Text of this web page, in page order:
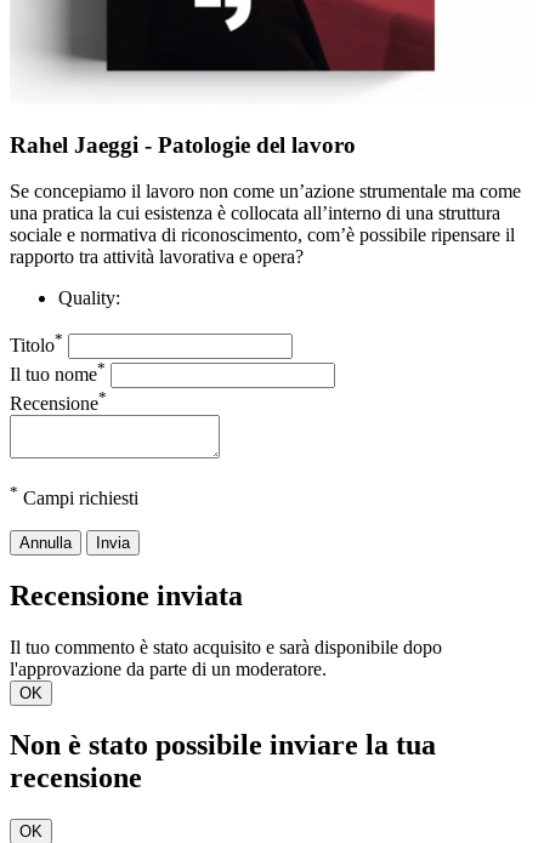
Rahel Jaeggi - Patologie del lavoro
Se concepiamo il lavoro non come un’azione strumentale ma come
una pratica la cui esistenza è collocata all’interno di una struttura
sociale e normativa di riconoscimento, com’è possibile ripensare il
rapporto tra attività lavorativa e opera?
Quality:
Titolo*
Il tuo nome*
Recensione*
* Campi richiesti
Annulla Invia
Recensione inviata
Il tuo commento è stato acquisito e sarà disponibile dopo
l'approvazione da parte di un moderatore.
OK
Non è stato possibile inviare la tua
recensione
OK